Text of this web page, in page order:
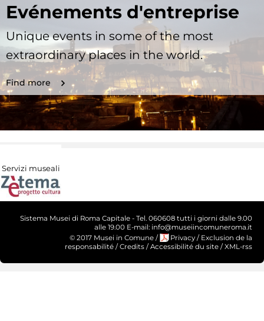
Evénements d'entreprise
Unique events in some of the most
extraordinary places in the world.
Find more
Servizi museali
Sistema Musei di Roma Capitale - Tel. 060608 tutti i giorni dalle 9.00
alle 19.00 E-mail: info@museiincomuneroma.it
© 2017 Musei in Comune / Privacy / Exclusion de la
responsabilité /Credits /Accessibilité du site /XML-rss